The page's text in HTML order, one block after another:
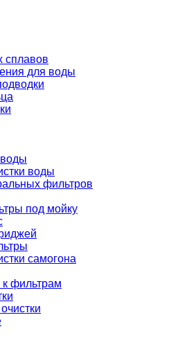
сплавов
для воды
воды
фильтров
под мойку
самогона
фильтрам